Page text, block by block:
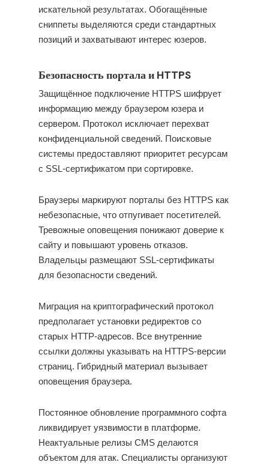
искательной результатах. Обогащённые
сниппеты выделяются среди стандартных
позиций и захватывают интерес юзеров.
Безопасность портала и HTTPS
Защищённое подключение HTTPS шифрует
информацию между браузером юзера и
сервером. Протокол исключает перехват
конфиденциальной сведений. Поисковые
системы предоставляют приоритет ресурсам
с SSL-сертификатом при сортировке.
Браузеры маркируют порталы без HTTPS как
небезопасные, что отпугивает посетителей.
Тревожные оповещения понижают доверие к
сайту и повышают уровень отказов.
Владельцы размещают SSL-сертификаты
для безопасности сведений.
Миграция на криптографический протокол
предполагает установки редиректов со
старых HTTP-адресов. Все внутренние
ссылки должны указывать на HTTPS-версии
страниц. Гибридный материал вызывает
оповещения браузера.
Постоянное обновление программного софта
ликвидирует уязвимости в платформе.
Неактуальные релизы CMS делаются
объектом для атак. Специалисты организуют